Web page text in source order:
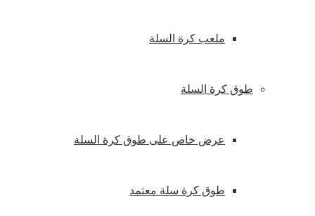
ملعب كرة السلة
طوق كرة السلة
عرض خاص على طوق كرة السلة
طوق كرة سلة معتمد